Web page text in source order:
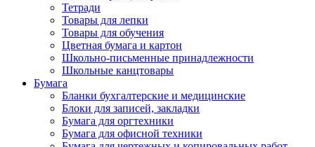
Тетради
Товары для лепки
Товары для обучения
Цветная бумага и картон
Школьно-письменные принадлежности
Школьные канцтовары
Бумага
Бланки бухгалтерские и медицинские
Блоки для записей, закладки
Бумага для оргтехники
Бумага для офисной техники